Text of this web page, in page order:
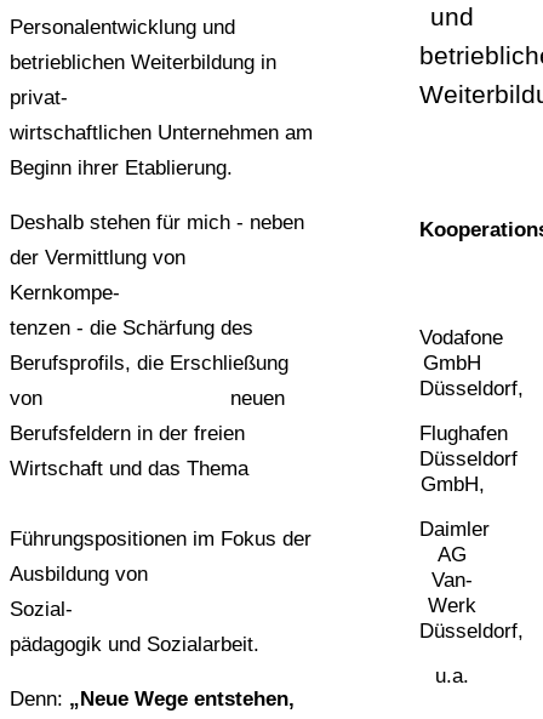
Personalentwicklung und
betrieblichen Weiterbildung in
privat-
wirtschaftlichen Unternehmen am
Beginn ihrer Etablierung.
Deshalb stehen für mich - neben
der Vermittlung von
Kernkompe-
tenzen - die Schärfung des
Berufsprofils, die Erschließung
von neuen
Berufsfeldern in der freien
Wirtschaft und das Thema
Führungspositionen im Fokus der
Ausbildung von
Sozial-
pädagogik und Sozialarbeit.
Denn: „Neue Wege entstehen,
und
Vodafone
GmbH
Düsseldorf,
Flughafen
Düsseldorf
GmbH,
Daimler
AG
Van-
Werk
Düsseldorf,
u.a.